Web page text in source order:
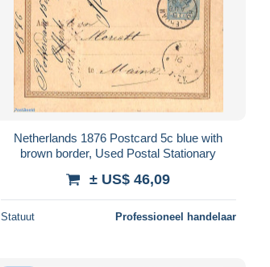
Netherlands 1876 Postcard 5c blue with
brown border, Used Postal Stationary
± US$ 46,09
Statuut Professioneel handelaar